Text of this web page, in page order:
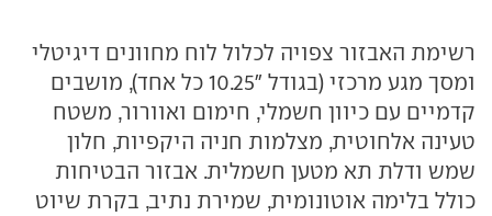
רשימת האבזור צפויה לכלול לוח מחוונים דיגיטלי
ומסך מגע מרכזי (בגודל "10.25 כל אחד), מושבים
קדמיים עם כיוון חשמלי, חימום ואוורור, משטח
טעינה אלחוטית, מצלמות חניה היקפיות, חלון
שמש ודלת תא מטען חשמלית. אבזור הבטיחות
כולל בלימה אוטונומית, שמירת נתיב, בקרת שיוט